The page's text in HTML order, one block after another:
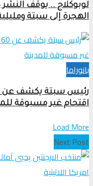
الهجرة إلى سبتة
بانوراما
اقتحام غير مسبوقة
Load More
Next Post